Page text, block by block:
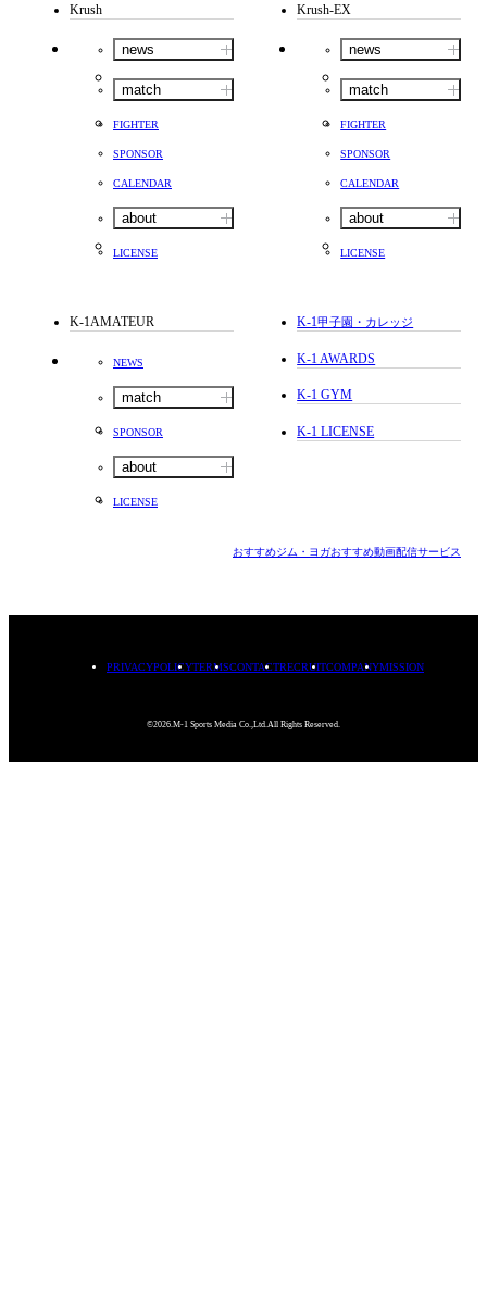
Krush
news
match
FIGHTER
SPONSOR
CALENDAR
about
LICENSE
Krush-EX
news
match
FIGHTER
SPONSOR
CALENDAR
about
LICENSE
K-1AMATEUR
NEWS
match
SPONSOR
about
LICENSE
K-1甲子園・カレッジ
K-1 AWARDS
K-1 GYM
K-1 LICENSE
おすすめジム・ヨガおすすめ動画配信サービス
PRIVACYPOLICYTERMSCONTACTRECRUITCOMPANYMISSION
©2026.M-1 Sports Media Co.,Ltd.All Rights Reserved.